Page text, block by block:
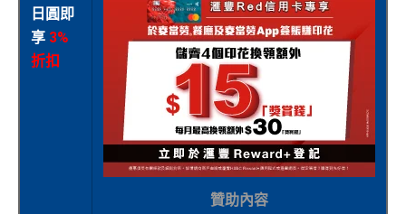
日圓即
享 3%
折扣
贊助內容